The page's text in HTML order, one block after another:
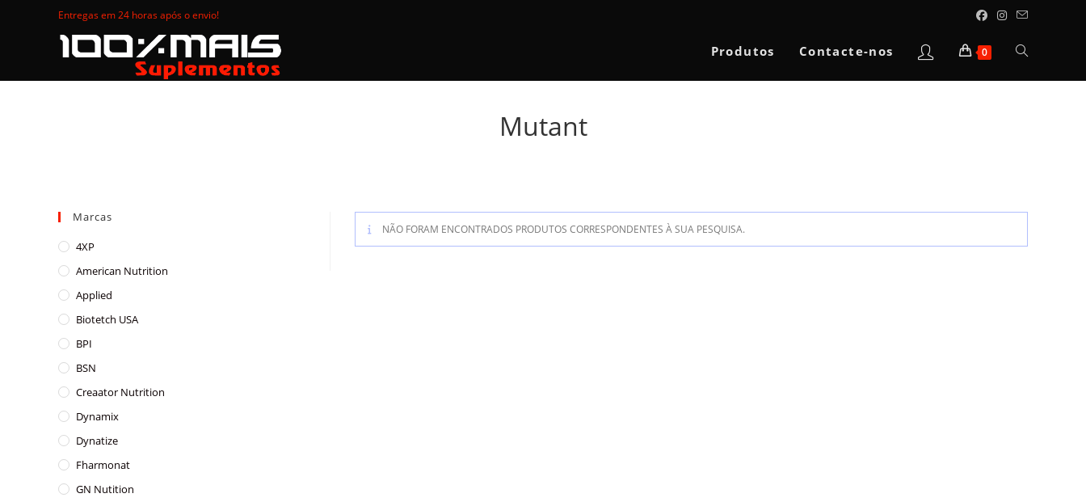
Entregas em 24 horas após o envio!
Produtos Contacte-nos 0 Toggle
Mutant
NÃO FORAM ENCONTRADOS PRODUTOS CORRESPONDENTES À SUA PESQUISA.
Marcas
4XP
American Nutrition
Applied
Biotetch USA
BPI
BSN
Creaator Nutrition
Dynamix
Dynatize
Fharmonat
GN Nutition